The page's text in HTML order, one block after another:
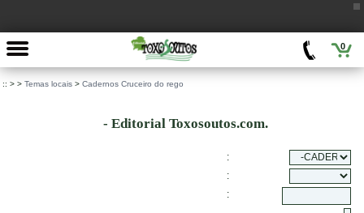
0
:: > > Temas locais > Cadernos Cruceiro do rego
- Editorial Toxosoutos.com.
:
:
: